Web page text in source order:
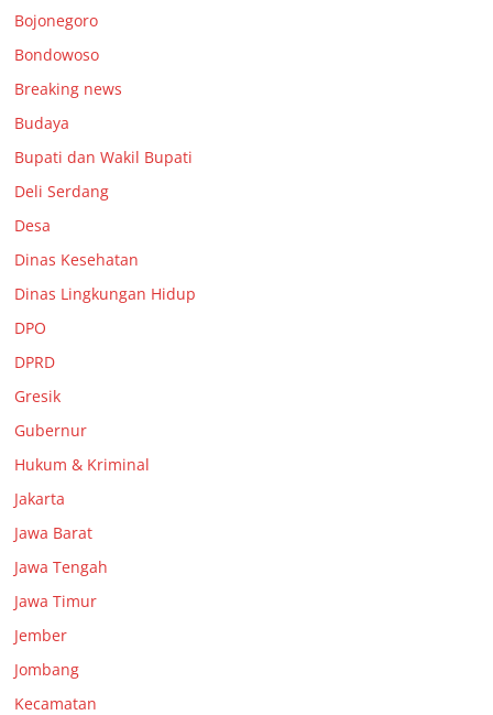
Bojonegoro
Bondowoso
Breaking news
Budaya
Bupati dan Wakil Bupati
Deli Serdang
Desa
Dinas Kesehatan
Dinas Lingkungan Hidup
DPO
DPRD
Gresik
Gubernur
Hukum & Kriminal
Jakarta
Jawa Barat
Jawa Tengah
Jawa Timur
Jember
Jombang
Kecamatan